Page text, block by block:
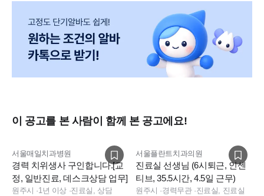
이 공고를 본 사람이 함께 본 공고에요!
서울매일치과병원
경력 치위생사 구인합니다.[교
정, 일반진료, 데스크상담 업무]
원주시 ·1년 이상 ·진료실, 상담
서울플란트치과의원
진료실 선생님 (6시퇴근, 인센
티브, 35.5시간, 4.5일 근무)
원주시 ·경력무관·진료실, 진료실